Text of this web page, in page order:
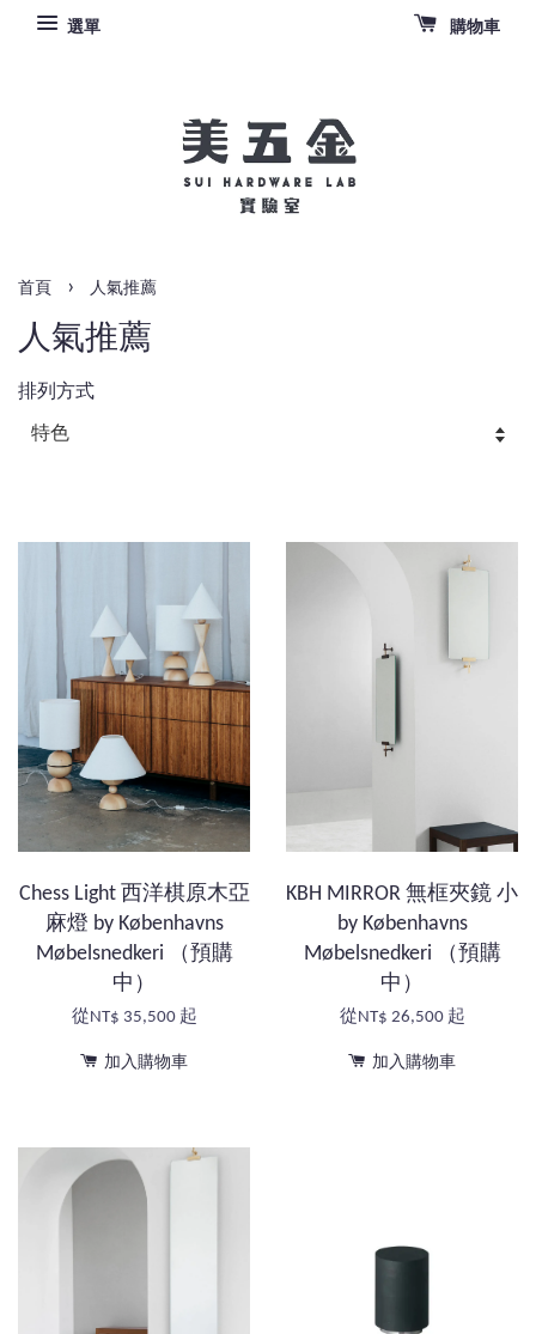
選單 購物車
首頁 › 人氣推薦
人氣推薦
排列方式
Chess Light 西洋棋原木亞
麻燈 by Københavns
Møbelsnedkeri （預購
中）
從NT$ 35,500 起
加入購物車
KBH MIRROR 無框夾鏡 小
by Københavns
Møbelsnedkeri （預購
中）
從NT$ 26,500 起
加入購物車